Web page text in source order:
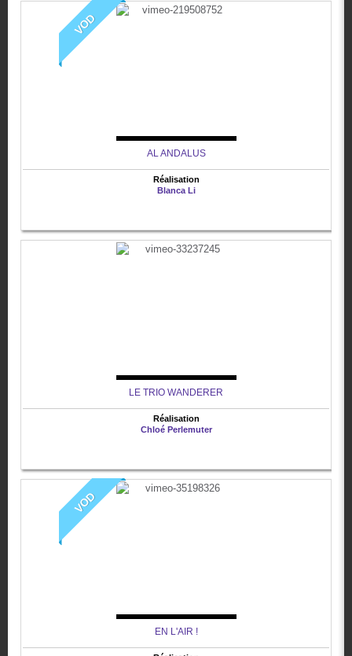
VOD
AL ANDALUS
Réalisation
Blanca Li
LE TRIO WANDERER
Réalisation
Chloé Perlemuter
VOD
EN L'AIR !